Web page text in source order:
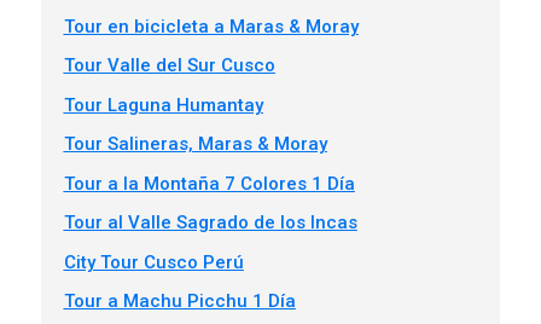
Tour en bicicleta a Maras & Moray
Tour Valle del Sur Cusco
Tour Laguna Humantay
Tour Salineras, Maras & Moray
Tour a la Montaña 7 Colores 1 Día
Tour al Valle Sagrado de los Incas
City Tour Cusco Perú
Tour a Machu Picchu 1 Día